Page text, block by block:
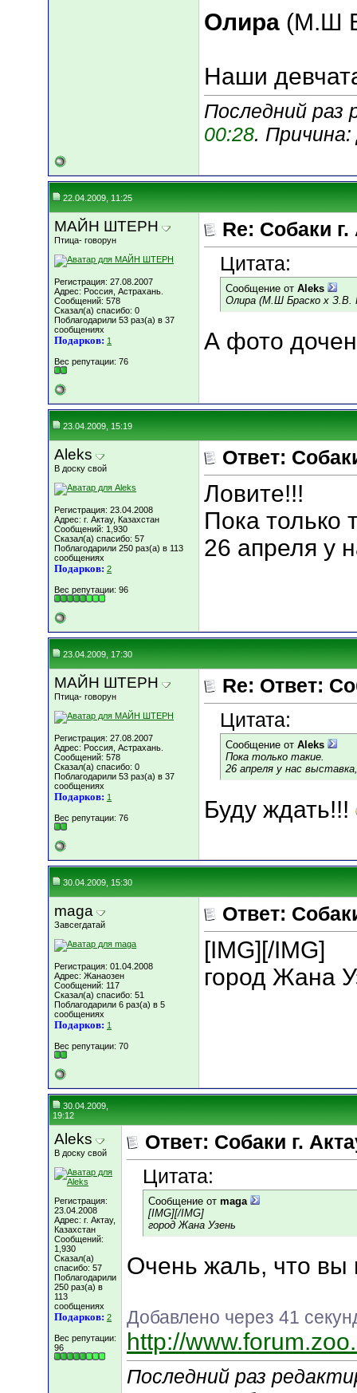
Олира (М.Ш
Наши
Последний раз
00:28.
22.04.2009, 11:25
МАЙН ШТЕРН
Птица- говорун
Регистрация: 27.08.2007
Адрес: Россия, Астрахань.
Сообщений: 578
Сказал(а) спасибо: 0
Поблагодарили 53 раз(а) в 37
сообщениях
Подарков: 1
Вес репутации: 76
Re: Собаки г.
Цитата:
Сообщение от Aleks
Олира (М.Ш Браско х З.В.
А фото
23.04.2009, 15:19
Aleks
В доску свой
Регистрация: 23.04.2008
Адрес: г. Актау, Казахстан
Сообщений: 1,930
Сказал(а) спасибо: 57
Поблагодарили 250 раз(а) в 113
сообщениях
Подарков: 2
Вес репутации: 96
Ответ:
Ловите!!!
Пока только
26 апреля у
23.04.2009, 17:30
МАЙН ШТЕРН
Птица- говорун
Регистрация: 27.08.2007
Адрес: Россия, Астрахань.
Сообщений: 578
Сказал(а) спасибо: 0
Поблагодарили 53 раз(а) в 37
сообщениях
Подарков: 1
Вес репутации: 76
Re: Ответ:
Цитата:
Сообщение от Aleks
Пока только такие.
26 апреля у нас
Буду ждать!!!
30.04.2009, 15:30
maga
Завсегдатай
Регистрация: 01.04.2008
Адрес: Жанаозен
Сообщений: 117
Сказал(а) спасибо: 51
Поблагодарили 6 раз(а) в 5
сообщениях
Подарков: 1
Вес репутации: 70
Ответ:
[IMG] [/IMG]
город Жана
30.04.2009,
19:12
Aleks
В доску свой
Регистрация:
23.04.2008
Адрес: г. Актау,
Казахстан
Сообщений:
1,930
Сказал(а)
спасибо: 57
Поблагодарили
250 раз(а) в
113
сообщениях
Подарков: 2
Вес репутации:
96
Ответ: Собаки г.
Цитата:
Сообщение от maga
[IMG][/IMG]
город Жана Узень
Очень жаль, что вы
Добавлено через 41
http://
Последний раз